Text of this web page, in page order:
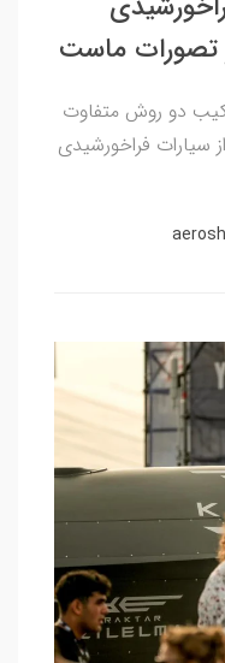
تصورات ماست
دو روش متفاوت
سیارات فراخورشیدی